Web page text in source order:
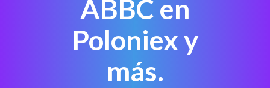
ABBC en
Poloniex y
más.